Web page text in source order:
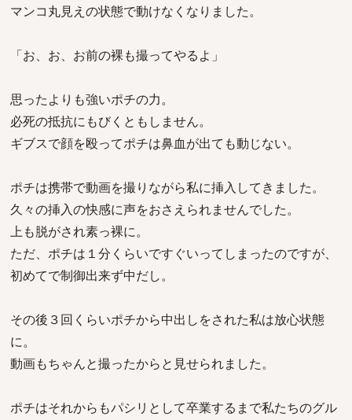
マンコ丸見えの状態で動けなくなりました。
「お、お、お前の裸も撮ってやるよ」
思ったよりも強いポチの力。
必死の抵抗にもびくともしません。
ギブスで顔を殴ってポチは鼻血が出ても動じない。
ポチは携帯で動画を撮りながら私に挿入してきました。
久々の挿入の快感に声をおさえられませんでした。
上も脱がされ素っ裸に。
ただ、ポチは１分くらいですぐいってしまったのですが、
初めてで制御出来ず中だし。
その後３回くらいポチから中出しをされた私は放心状態
に。
動画もちゃんと撮ったからと見せられました。
ポチはそれからもパシリとして卒業するまで私たちのグル